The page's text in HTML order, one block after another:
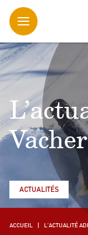
Vacher
ACCUEIL L’ACTUALITÉ
ACTUALITÉS